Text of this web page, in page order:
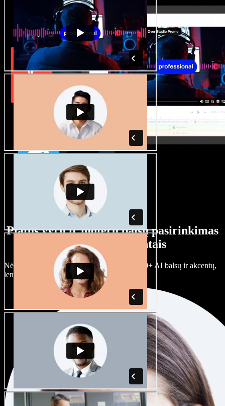
Platus vyrų ir moterų balsų pasirinkimas
su įvairiais akcentais
Nėra dviejų vienodų projektų. Rinkitės iš 100+ AI balsų ir akcentų,
lengvai juos prisitaikykite.